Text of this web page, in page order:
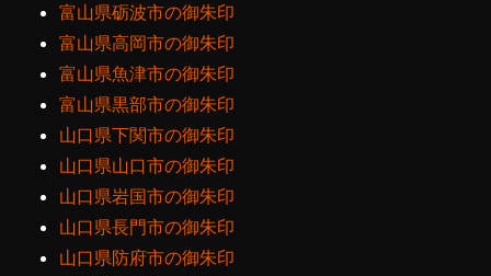
富山県砺波市の御朱印
富山県高岡市の御朱印
富山県魚津市の御朱印
富山県黒部市の御朱印
山口県下関市の御朱印
山口県山口市の御朱印
山口県岩国市の御朱印
山口県長門市の御朱印
山口県防府市の御朱印